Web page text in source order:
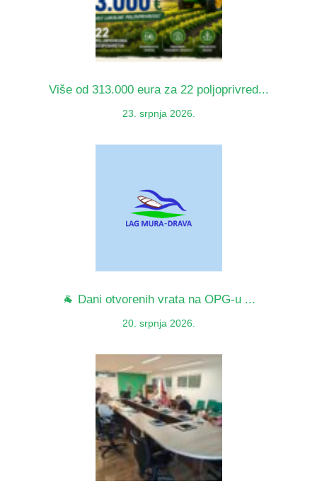
Više od 313.000 eura za 22 poljoprivred...
23. srpnja 2026.
🐐 Dani otvorenih vrata na OPG-u ...
20. srpnja 2026.